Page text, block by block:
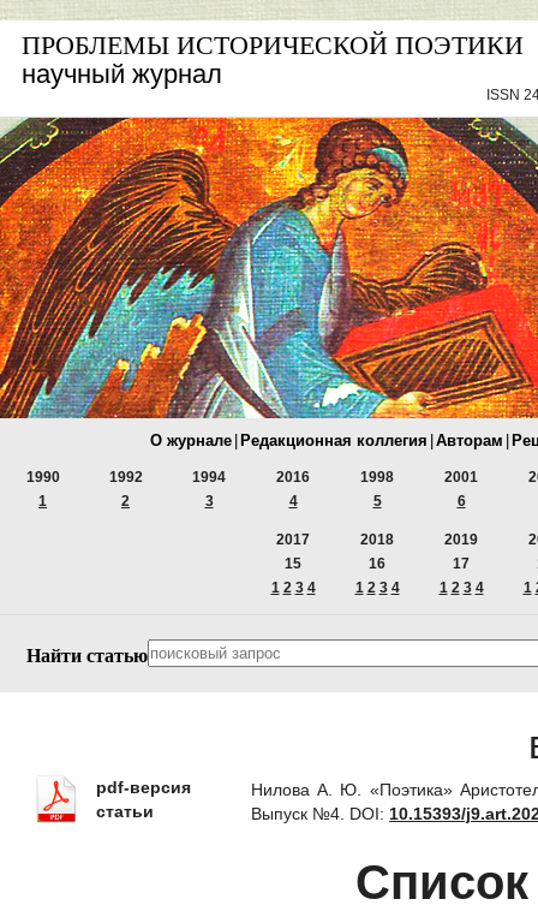
ПРОБЛЕМЫ ИСТОРИЧЕСКОЙ ПОЭТИКИ
научный журнал
ISSN
О журнале Редакционная коллегия Авторам
1990
1
1992
2
1994
3
2016
4
1998
5
2001
6
2017
15
1 2 3 4
2018
16
1 2 3 4
2019
17
1 2 3 4
1
Найти статью
pdf-версия
статьи
Нилова А. Ю. «Поэтика»
Выпуск №4. DOI: 10.15393/